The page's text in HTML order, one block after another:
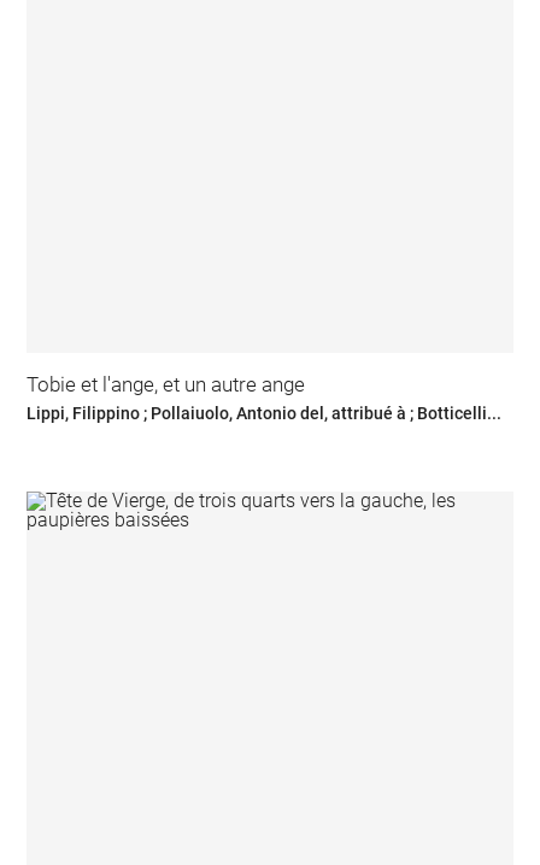
Tobie et l'ange, et un autre ange
Lippi, Filippino ; Pollaiuolo, Antonio del, attribué à ; Botticelli...